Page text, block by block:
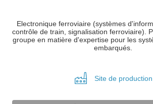
Electronique ferroviaire (systèmes
contrôle de train, signalisation ferroviaire).
groupe en matière d'expertise pour les
embarqués.
Site de production